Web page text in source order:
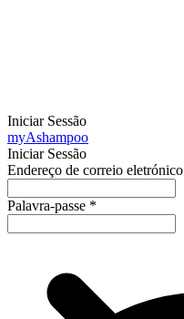
Iniciar Sessão
myAshampoo
Iniciar Sessão
Endereço de correio eletrónico
Palavra-passe *